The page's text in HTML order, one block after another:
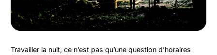
Travailler la nuit, ce n’est pas qu’une question d’horaires